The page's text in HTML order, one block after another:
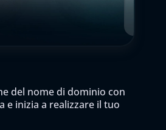
del nome di dominio con
e inizia a realizzare il tuo